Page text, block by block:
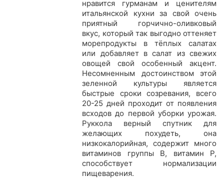
нравится гурманам и ценителям
итальянской кухни за свой очень
приятный горчично-оливковый
вкус, который так выгодно оттеняет
морепродукты в тёплых салатах
или добавляет в салат из свежих
овощей свой особенный акцент.
Несомненным достоинством этой
зеленной культуры является
быстрые сроки созревания, всего
20-25 дней проходит от появления
всходов до первой уборки урожая.
Руккола верный спутник для
желающих похудеть, она
низкокалорийная, содержит много
витаминов группы В, витамин Р,
способствует нормализации
пищеварения.